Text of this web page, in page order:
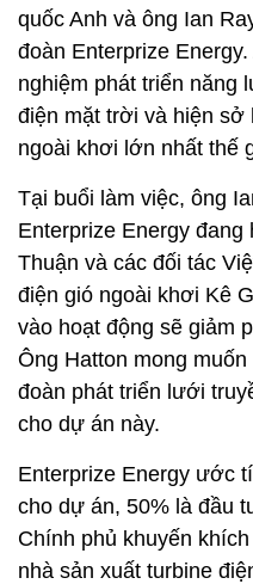
quốc Anh và ông Ian
đoàn Enterprize
nghiệm phát triển năng
điện mặt trời và hiện sở
ngoài khơi lớn nhất thế
Tại buổi làm việc, ông
Enterprize Energy
Thuận và các đối tác
điện gió ngoài khơi Kê
vào hoạt động sẽ giảm
Ông Hatton mong
đoàn phát triển lưới
cho dự án này.
Enterprize Energy ước
cho dự án, 50% là đầu
Chính phủ khuyến
nhà sản xuất turbine